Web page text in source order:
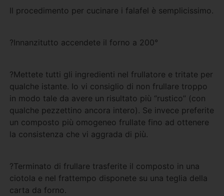
Il procedimento per cucinare i falafel è semplicissimo.
?Innanzitutto accendete il forno a 200°
?Mettete tutti gli ingredienti nel frullatore e tritate per
qualche istante. Io vi consiglio di non frullare troppo
in modo tale da avere un risultato più ‘’rustico’’ (con
qualche pezzettino ancora intero). Se invece preferite
un composto più omogeneo frullate fino ad ottenere
la consistenza che vi aggrada di più.
?Terminato di frullare trasferite il composto in una
ciotola e nel frattempo disponete su una teglia della
carta da forno.